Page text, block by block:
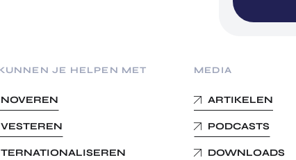
JE HELPEN MET MEDIA
ARTIKELEN
PODCASTS
DOWNLOADS